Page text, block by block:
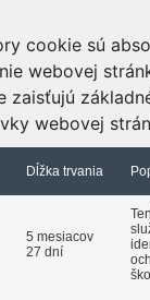
cookie sú
webovej
zaisťujú
webovej
Dĺžka trvania
5 mesiacov
27 dní